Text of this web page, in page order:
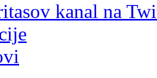
kanal na